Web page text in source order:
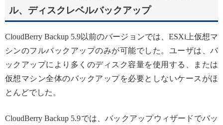
ル、ディスクレベルバックアップ
CloudBerry Backup 5.9以前のバージョンでは、ESXi上仮想マ
シンのフルバックアップのみが可能でした。ユーザは、バ
ックアップにより多くのディスク容量を使用する、または
仮想マシン全体のバックアップを必要としないケースがほ
とんどでした。
CloudBerry Backup 5.9では、バックアップウィザードでバッ